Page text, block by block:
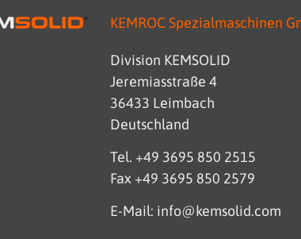
KEMROC Spezialmaschinen
Division KEMSOLID
Jeremiasstraße 4
36433 Leimbach
Deutschland
Tel. +49 3695 850 2515
Fax +49 3695 850 2579
E-Mail: info@kemsolid.com